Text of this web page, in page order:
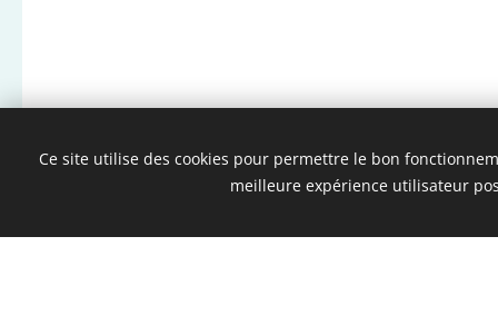
Ce site utilise des cookies pour permettre le bon
meilleure expérience utilisateur